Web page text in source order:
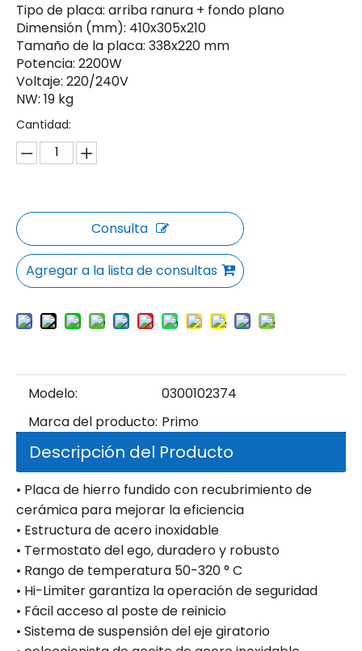
Tipo de placa: arriba ranura + fondo plano
Dimensión (mm): 410x305x210
Tamaño de la placa: 338x220 mm
Potencia: 2200W
Voltaje: 220/240V
NW: 19 kg
Cantidad:
Consulta
Agregar a la lista de consultas
Modelo:
0300102374
Marca del producto: Primo
Descripción del Producto
• Placa de hierro fundido con recubrimiento de
cerámica para mejorar la eficiencia
• Estructura de acero inoxidable
• Termostato del ego, duradero y robusto
• Rango de temperatura 50-320 ° C
• Hi-Limiter garantiza la operación de seguridad
• Fácil acceso al poste de reinicio
• Sistema de suspensión del eje giratorio